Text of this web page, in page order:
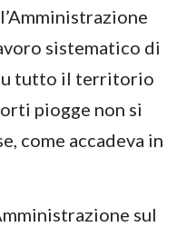
sistematico di
tutto il territorio
piogge non si
come accadeva in
sul